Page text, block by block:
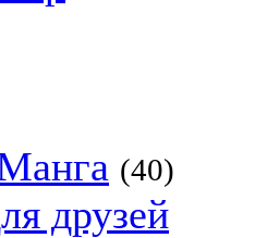
(40)
друзей